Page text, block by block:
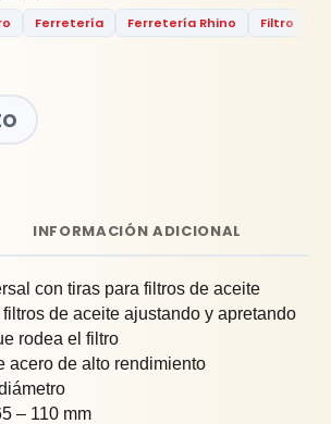
Ferretería Ferretería Rhino Filtro
INFORMACIÓN ADICIONAL
con tiras para filtros de aceite
de aceite ajustando y apretando
rodea el filtro
acero de alto rendimiento
– 110 mm